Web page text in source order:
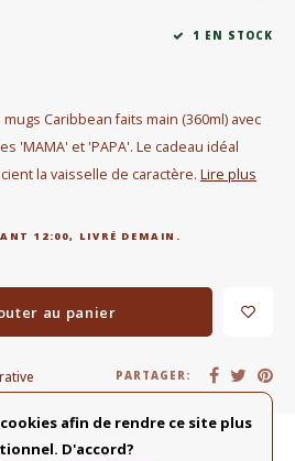
1 EN STOCK
Caribbean faits main (360ml) avec
'MAMA' et 'PAPA'. Le cadeau idéal
la vaisselle de caractère. Lire plus
12:00, LIVRÉ DEMAIN.
au panier
PARTAGER:
afin de rendre ce site plus
D'accord?